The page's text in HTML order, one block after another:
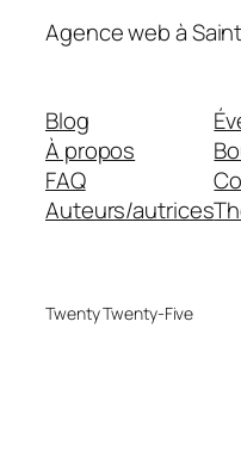
Agence web à
Blog
À propos
FAQ
Auteurs/autrices
Twenty Twenty-Five